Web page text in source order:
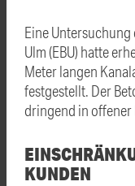
Eine
Ulm (EBU) hatte
Meter langen
festgestellt. Der
dringend in offener
KUNDEN